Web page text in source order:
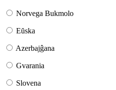
Norvega Bukmolo
Eŭska
Azerbajĝana
Gvarania
Slovena